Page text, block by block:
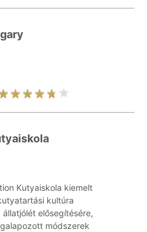
Kutyaiskola kiemelt
kultúra
elősegítésére,
módszerek